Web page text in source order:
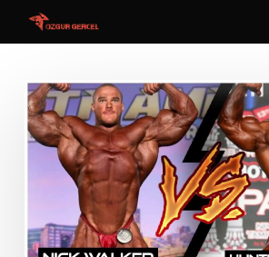
to
content